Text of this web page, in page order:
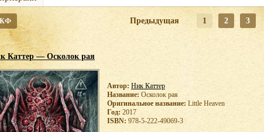
Предыдущая 1 2 3
Каттер — Осколок рая
Автор: Ник Каттер
Название: Осколок рая
Оригинальное название: Little Heaven
Год: 2017
ISBN: 978-5-222-49069-3